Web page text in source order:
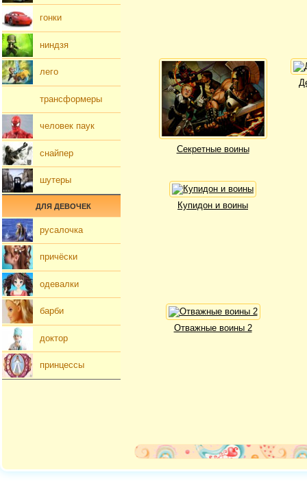
Секретные воины
Купидон и воины
Отважные воины 2
гонки
ниндзя
лего
трансформеры
человек паук
снайпер
шутеры
ДЛЯ ДЕВОЧЕК
русалочка
причёски
одевалки
барби
доктор
принцессы